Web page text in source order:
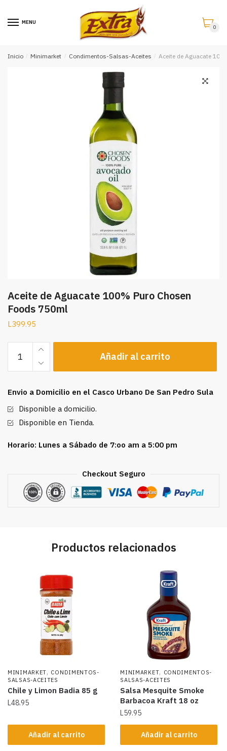
MENU
0
Inicio / Minimarket / Condimentos-Salsas-Aceites / Aceite de Aguacate
Aceite de Aguacate 100% Puro Chosen
Foods 750ml
L399.95
Aguacate
Puro
Chosen
Foods
cantidad
Añadir al carrito
Envio a Domicilio en el Casco Urbano De San Pedro Sula
Disponible a domicilio.
Disponible en Tienda.
Horario: Lunes a Sábado de 7:oo am a 5:00 pm
Checkout Seguro
Productos relacionados
MINIMARKET, CONDIMENTOS-
SALSAS-ACEITES
Chile y Limon Badia 85 g
L48.95
Añadir al carrito
MINIMARKET, CONDIMENTOS-
SALSAS-ACEITES
Salsa Mesquite Smoke
Barbacoa Kraft 18 oz
L59.95
Añadir al carrito